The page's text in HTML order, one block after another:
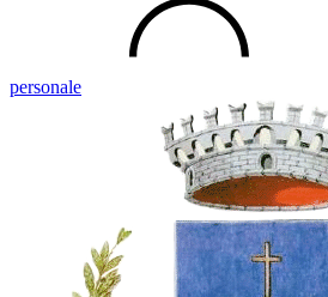
personale